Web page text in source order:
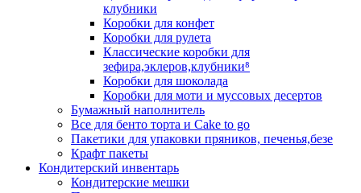
клубники
Коробки для конфет
Коробки для рулета
Классические коробки для
зефира,эклеров,клубники⁸
Коробки для шоколада
Коробки для моти и муссовых десертов
Бумажный наполнитель
Все для бенто торта и Cake to go
Пакетики для упаковки пряников, печенья,безе
Крафт пакеты
Кондитерский инвентарь
Кондитерские мешки